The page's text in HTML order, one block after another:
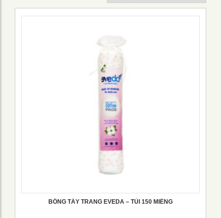
BÔNG TẨY TRANG EVEDA – TÚI 150 MIẾNG